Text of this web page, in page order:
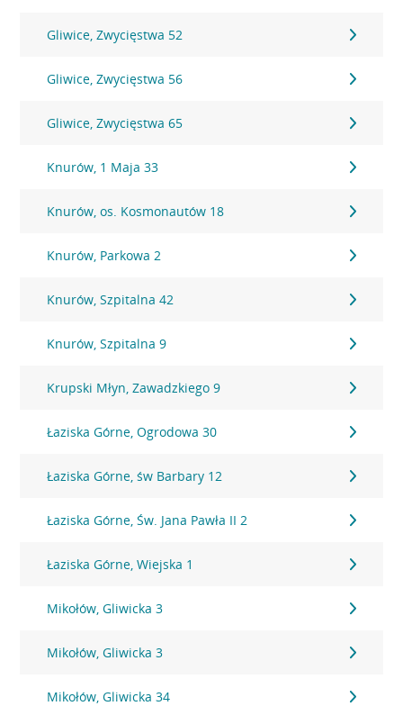
Gliwice, Zwycięstwa 52
Gliwice, Zwycięstwa 56
Gliwice, Zwycięstwa 65
Knurów, 1 Maja 33
Knurów, os. Kosmonautów 18
Knurów, Parkowa 2
Knurów, Szpitalna 42
Knurów, Szpitalna 9
Krupski Młyn, Zawadzkiego 9
Łaziska Górne, Ogrodowa 30
Łaziska Górne, św Barbary 12
Łaziska Górne, Św. Jana Pawła II 2
Łaziska Górne, Wiejska 1
Mikołów, Gliwicka 3
Mikołów, Gliwicka 3
Mikołów, Gliwicka 34